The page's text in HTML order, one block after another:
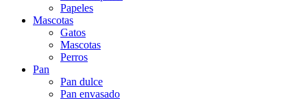
Papeles
Mascotas
Gatos
Mascotas
Perros
Pan
Pan dulce
Pan envasado